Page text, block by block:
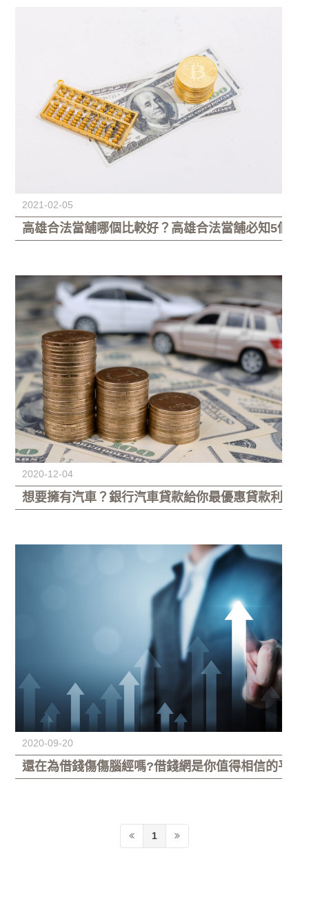
2021-02-05
高雄合法當舖哪個比較好？高雄合法當舖必知5個注
2020-12-04
想要擁有汽車？銀行汽車貸款給你最優惠貸款利率
2020-09-20
還在為借錢傷傷腦經嗎?借錢網是你值得相信的平台
1